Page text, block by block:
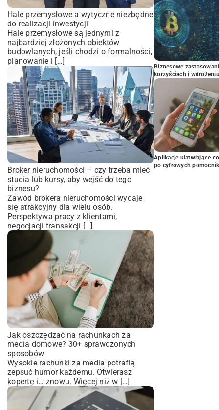
Hale przemysłowe a wytyczne niezbędne
do realizacji inwestycji
Hale przemysłowe są jednymi z
najbardziej złożonych obiektów
budowlanych, jeśli chodzi o formalności,
planowanie i […]
Broker nieruchomości – czy trzeba mieć
studia lub kursy, aby wejść do tego
biznesu?
Zawód brokera nieruchomości wydaje
się atrakcyjny dla wielu osób.
Perspektywa pracy z klientami,
negocjacji transakcji […]
Jak oszczędzać na rachunkach za
media domowe? 30+ sprawdzonych
sposobów
Wysokie rachunki za media potrafią
zepsuć humor każdemu. Otwierasz
kopertę i… znowu. Więcej niż w […]
Biznesowe
korzyściach i wdrożeniu
Aplikacje ułatwiające
po cyfrowych